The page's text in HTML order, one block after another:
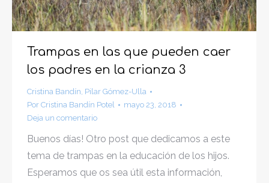
Trampas en las que pueden caer
los padres en la crianza 3
Cristina Bandín, Pilar Gómez-Ulla
Por Cristina Bandín Potel
mayo 23, 2018
Deja un comentario
Buenos días! Otro post que dedicamos a este
tema de trampas en la educación de los hijos.
Esperamos que os sea útil esta información,